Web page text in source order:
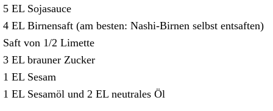
5 EL Sojasauce
4 EL Birnensaft (am besten: Nashi-Birnen selbst entsaften)
Saft von 1/2 Limette
3 EL brauner Zucker
1 EL Sesam
1 EL Sesamöl und 2 EL neutrales Öl